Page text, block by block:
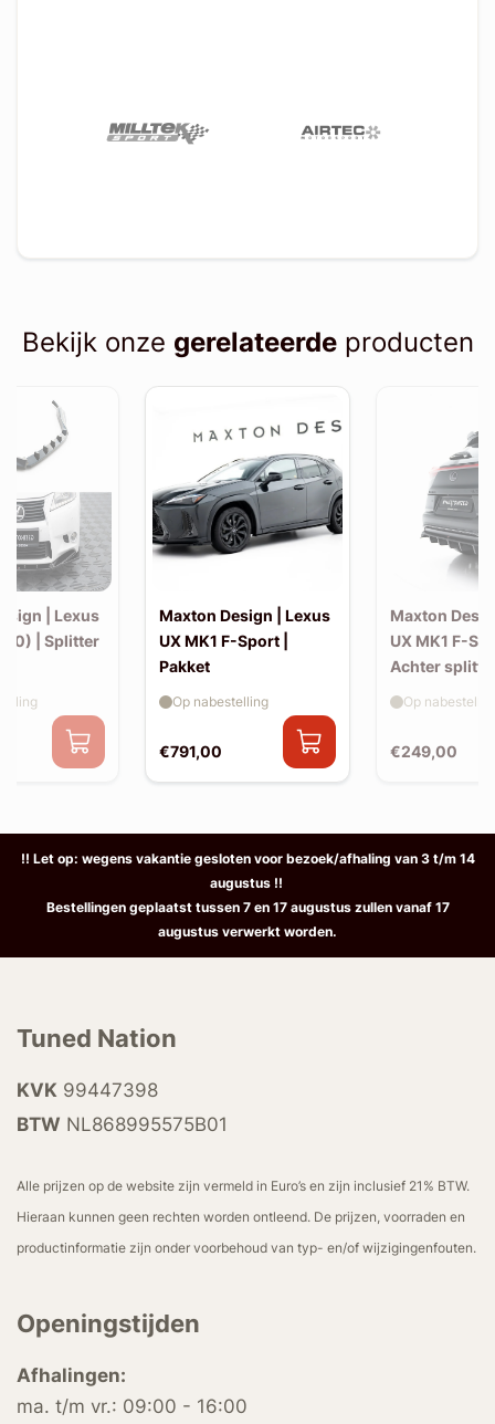
Bekijk onze gerelateerdeproducten
| Lexus
| Splitter
Maxton Design | Lexus
UX MK1 F-Sport |
Pakket
€791,00
Op nabestelling
Maxton
UX MK1 F-
Achter
€249,00
Op
!! Let op: wegens vakantie gesloten voor bezoek/afhaling van 3 t/m 14
augustus !!
Bestellingen geplaatst tussen 7 en 17 augustus zullen vanaf 17
augustus verwerkt worden.
Tuned Nation
KVK 99447398
BTW NL868995575B01
Alle prijzen op de website zijn vermeld in Euro’s en zijn inclusief 21% BTW.
Hieraan kunnen geen rechten worden ontleend. De prijzen, voorraden en
productinformatie zijn onder voorbehoud van typ- en/of wijzigingenfouten.
Openingstijden
Afhalingen:
ma. t/m vr.: 09:00 - 16:00